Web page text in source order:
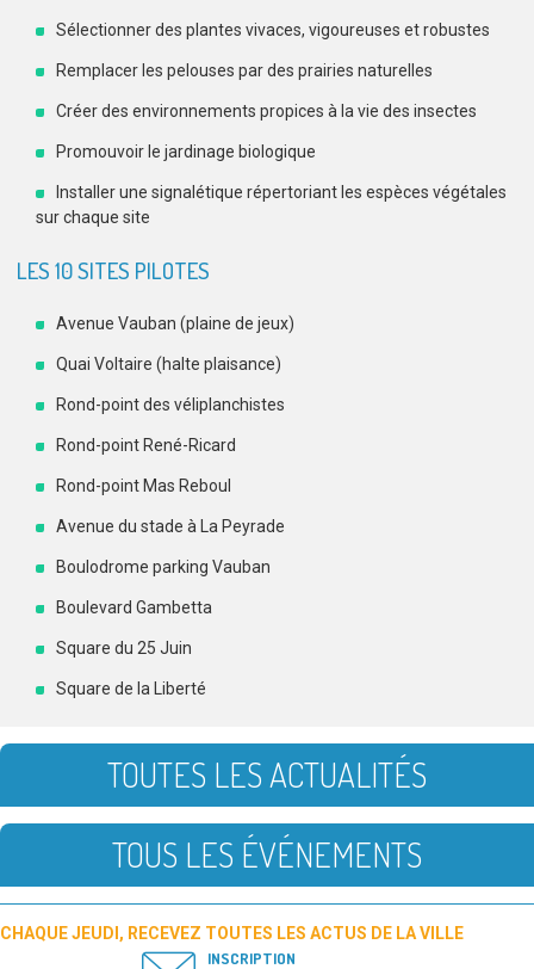
Sélectionner des plantes vivaces, vigoureuses et robustes
Remplacer les pelouses par des prairies naturelles
Créer des environnements propices à la vie des insectes
Promouvoir le jardinage biologique
Installer une signalétique répertoriant les espèces végétales
sur chaque site
LES 10 SITES PILOTES
Avenue Vauban (plaine de jeux)
Quai Voltaire (halte plaisance)
Rond-point des véliplanchistes
Rond-point René-Ricard
Rond-point Mas Reboul
Avenue du stade à La Peyrade
Boulodrome parking Vauban
Boulevard Gambetta
Square du 25 Juin
Square de la Liberté
TOUTES LES ACTUALITÉS
TOUS LES ÉVÉNEMENTS
CHAQUE JEUDI, RECEVEZ TOUTES LES ACTUS DE LA VILLE
INSCRIPTION